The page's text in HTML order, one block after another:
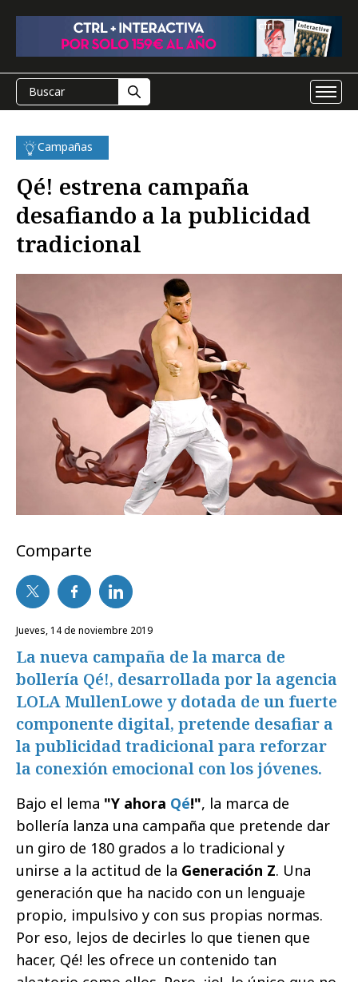
Campañas
Qé! estrena campaña
desafiando a la publicidad
tradicional
Comparte
jueves, 14 de noviembre 2019
La nueva campaña de la marca de
bollería Qé!, desarrollada por la agencia
LOLA MullenLowe y dotada de un fuerte
componente digital, pretende desafiar a
la publicidad tradicional para reforzar
la conexión emocional con los jóvenes.
Bajo el lema "Y ahora Qé!", la marca de
bollería lanza una campaña que pretende dar
un giro de 180 grados a lo tradicional y
unirse a la actitud de la Generación Z. Una
generación que ha nacido con un lenguaje
propio, impulsivo y con sus propias normas.
Por eso, lejos de decirles lo que tienen que
hacer, Qé! les ofrece un contenido tan